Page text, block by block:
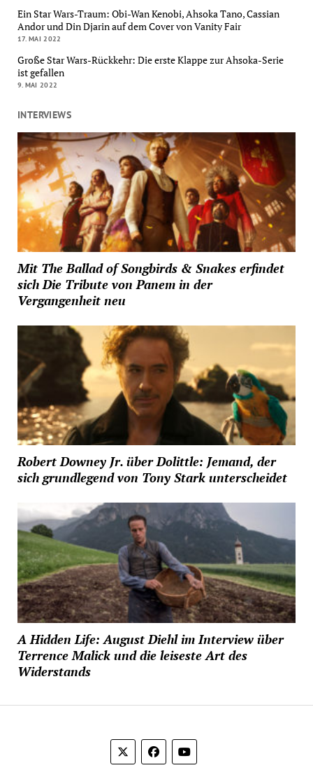
Ein Star Wars-Traum: Obi-Wan Kenobi, Ahsoka Tano, Cassian
Andor und Din Djarin auf dem Cover von Vanity Fair
17. MAI 2022
Große Star Wars-Rückkehr: Die erste Klappe zur Ahsoka-Serie
ist gefallen
9. MAI 2022
INTERVIEWS
Mit The Ballad of Songbirds & Snakes erfindet
sich Die Tribute von Panem in der
Vergangenheit neu
Robert Downey Jr. über Dolittle: Jemand, der
sich grundlegend von Tony Stark unterscheidet
A Hidden Life: August Diehl im Interview über
Terrence Malick und die leiseste Art des
Widerstands